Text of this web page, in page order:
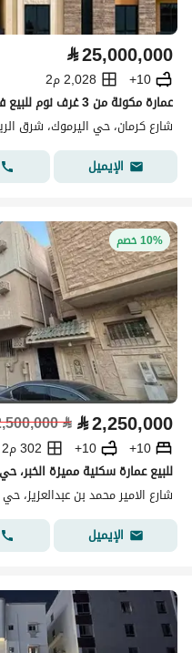
⃁25,000,000
10+
2,028 م2
عمارة مكونة من 3 غرف نوم للبيع في اليرموك
شارع كرمان، حي اليرموك، شرق
الإيميل
10% خصم
⃁2,250,000
⃁
10+
10+
302 م2
للبيع عمارة سكنية مميزة الخبر،
شارع الامير محمد بن عبدالعزيز، حي
الإيميل